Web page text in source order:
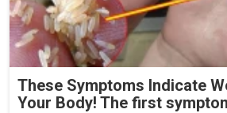
These Symptoms Indicate
Your Body! The first